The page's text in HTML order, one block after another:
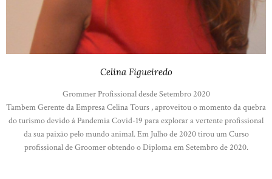
Celina Figueiredo
Grommer Profissional desde Setembro 2020
Tambem Gerente da Empresa Celina Tours , aproveitou o momento da quebra
do turismo devido á Pandemia Covid-19 para explorar a vertente profissional
da sua paixão pelo mundo animal. Em Julho de 2020 tirou um Curso
profissional de Groomer obtendo o Diploma em Setembro de 2020.